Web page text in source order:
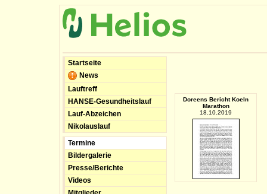
Startseite
News
Lauftreff
HANSE-Gesundheitslauf
Lauf-Abzeichen
Nikolauslauf
Termine
Bildergalerie
Presse/Berichte
Videos
Doreens Bericht Koeln
Marathon
18.10.2019